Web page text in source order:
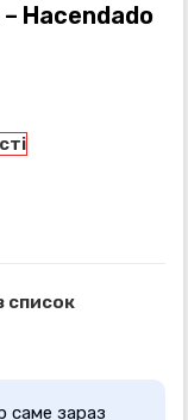
– Hacendado
список
саме зараз